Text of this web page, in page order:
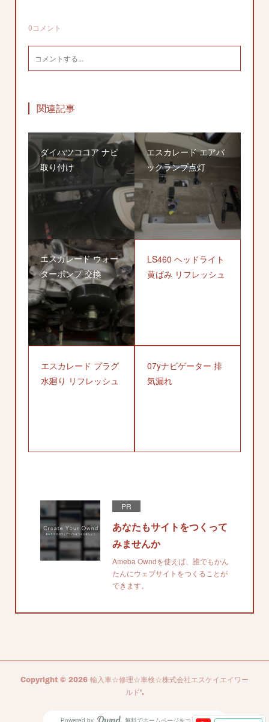
0コメント
関連記事
ダイハツココア ナビ
取り付け
エスカレード エアバ
ックランプ点灯
エスカレード ウォー
ターポンプ 交換
LS460 ヘッドライト
黄ばみ リフレッシュ
エスカレード プラグ
水廻り リフレッシュ
07yナビゲーター 排
気漏れ
PR
あなたもサイトをつくって
みませんか
Ameba Owndを使えば、誰でもかん
たんにウェブサイトをつくることが
できます。
Copyright © 2026 輸入車☆修理☆車検☆株式会社エスケイエイワー
ルド'.
Powered by 無料でホームページをつくろう